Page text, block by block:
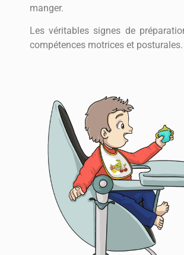
manger.
Les véritables signes de
compétences motrices et posturales.